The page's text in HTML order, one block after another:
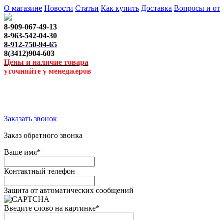
О магазине Новости Статьи Как купить Доставка Вопросы и
8-909-067-49-13
8-963-542-04-30
8-912-750-94-65
8(3412)904-603
Цены и наличие товара
уточняйте у менеджеров
Заказать звонок
Заказ обратного звонка
Ваше имя*
Контактный телефон
Защита от автоматических сообщений
Введите слово на картинке*